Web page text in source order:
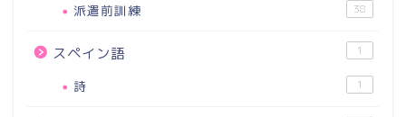
派遣前訓練 38
スペイン語 1
詩 1